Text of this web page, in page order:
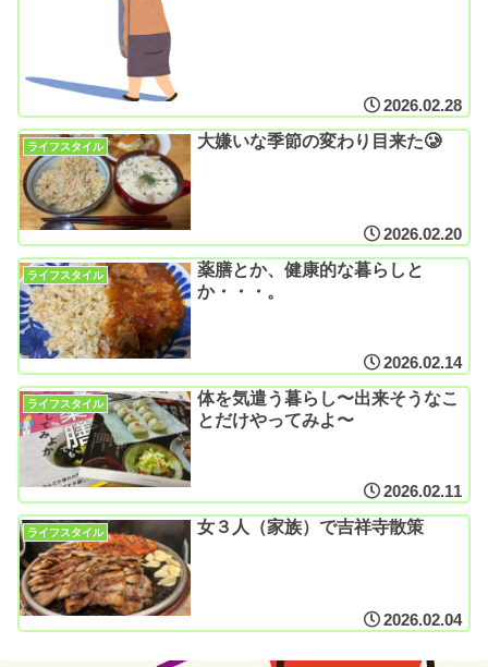
2026.02.28
ライフスタイル 大嫌いな季節の変わり目来た🥲
2026.02.20
ライフスタイル
薬膳とか、健康的な暮らしと
か・・・。
2026.02.14
ライフスタイル
体を気遣う暮らし〜出来そうなこ
とだけやってみよ〜
2026.02.11
ライフスタイル 女３人（家族）で吉祥寺散策
2026.02.04